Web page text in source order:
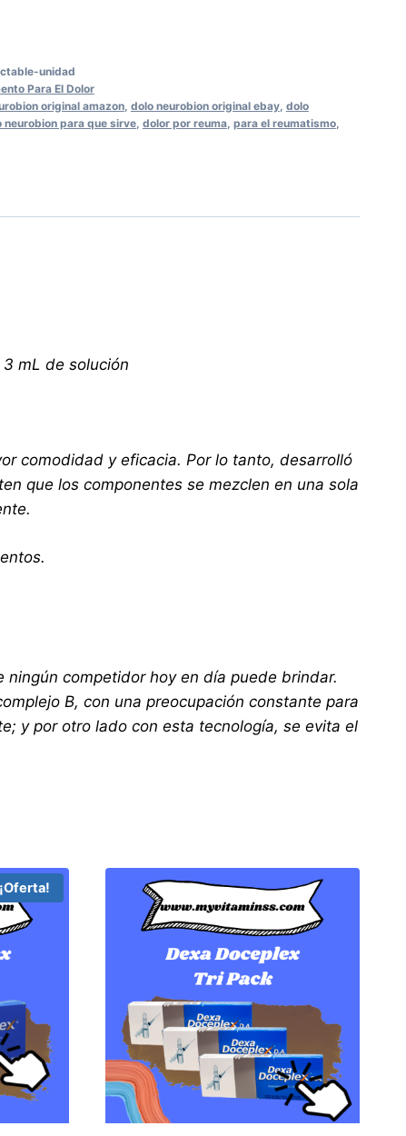
unidad
Para El Dolor
original amazon, dolo neurobion original ebay, dolo
neurobion para que sirve, dolor por reuma, para el reumatismo,
mL de solución
comodidad y eficacia. Por lo tanto, desarrolló
que los componentes se mezclen en una sola
competidor hoy en día puede brindar.
B, con una preocupación constante para
y por otro lado con esta tecnología, se evita el
¡Oferta!